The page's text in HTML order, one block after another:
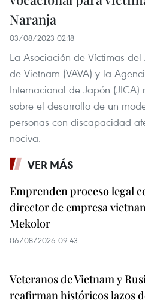
Naranja
03/08/2023 02:18
La Asociación de Víctimas
de Vietnam (VAVA) y la
Internacional de Japón (JICA)
sobre el desarrollo de un
personas con discapacidad
nociva.
VER MÁS
Emprenden proceso legal
director de empresa
Mekolor
06/08/2026 09:43
Veteranos de Vietnam y
reafirman históricos lazos